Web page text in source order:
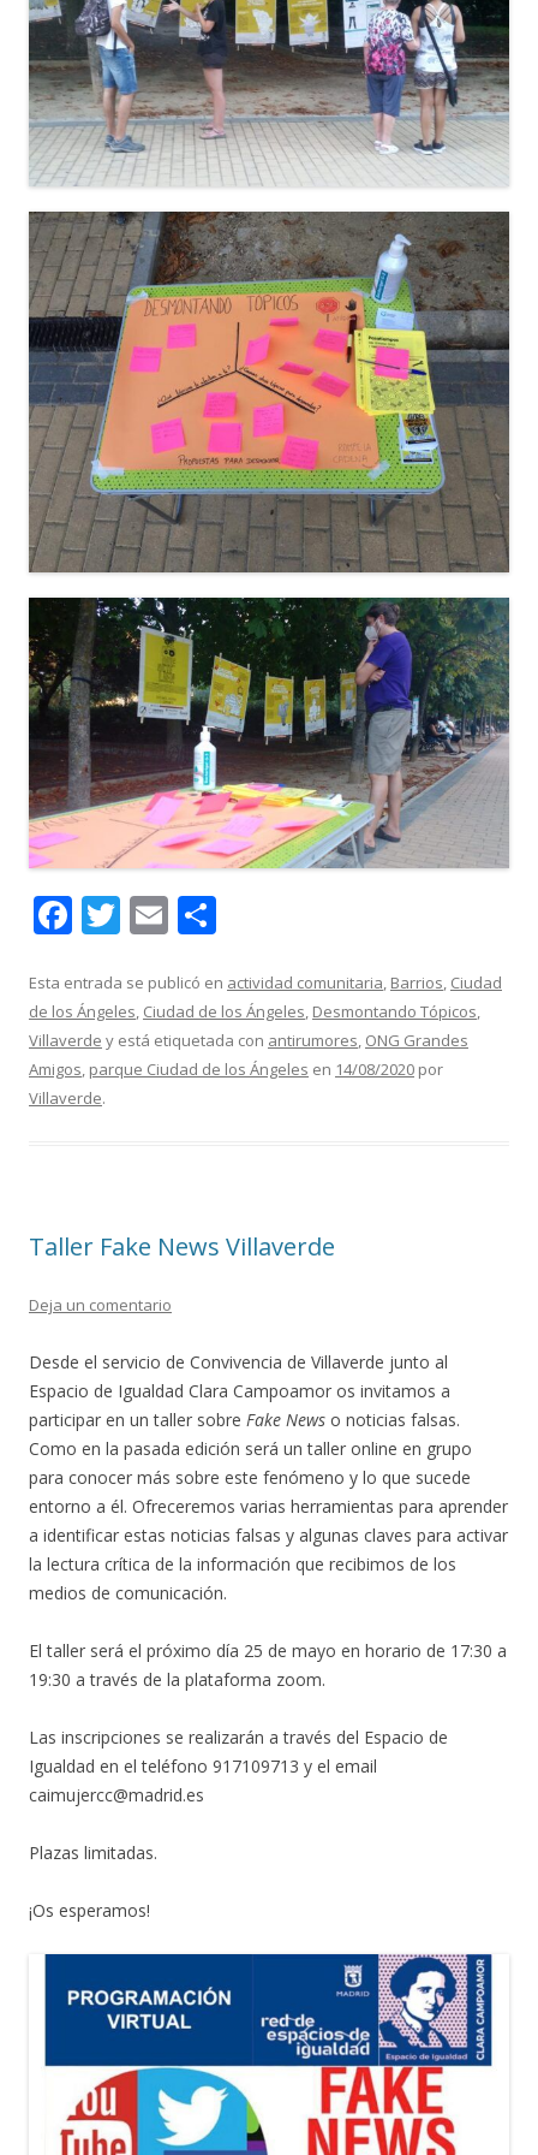
F
e
b
o
o
T
itt
er
E
ai
l
m
p
ar
Esta entrada se publicó en actividad comunitaria, Barrios, Ciudad
de los Ángeles, Ciudad de los Ángeles, Desmontando Tópicos,
Villaverde y está etiquetada con antirumores, ONG Grandes
Amigos, parque Ciudad de los Ángeles en 14/08/2020 por
Villaverde.
Taller Fake News Villaverde
Deja un comentario
Desde el servicio de Convivencia de Villaverde junto al
Espacio de Igualdad Clara Campoamor os invitamos a
participar en un taller sobre Fake News o noticias falsas.
Como en la pasada edición será un taller online en grupo
para conocer más sobre este fenómeno y lo que sucede
entorno a él. Ofreceremos varias herramientas para aprender
a identificar estas noticias falsas y algunas claves para activar
la lectura crítica de la información que recibimos de los
medios de comunicación.
El taller será el próximo día 25 de mayo en horario de 17:30 a
19:30 a través de la plataforma zoom.
Las inscripciones se realizarán a través del Espacio de
Igualdad en el teléfono 917109713 y el email
caimujercc@madrid.es
Plazas limitadas.
¡Os esperamos!